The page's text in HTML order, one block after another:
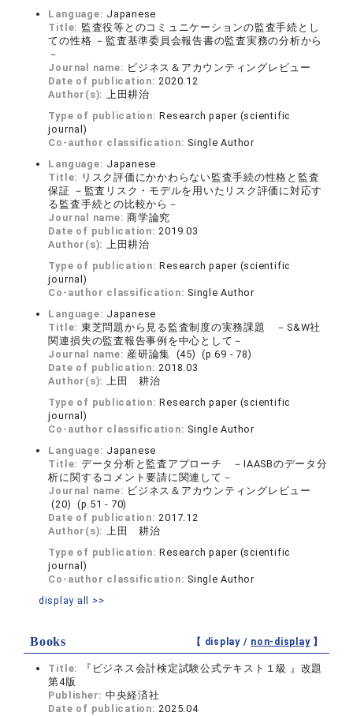
Language: Japanese
Title: 監査役等とのコミュニケーションの監査手続とし
ての性格 －監査基準委員会報告書の監査実務の分析から
－
Journal name: ビジネス＆アカウンティングレビュー
Date of publication:2020.12
Author(s): 上田耕治
Type of publication:Research paper (scientific
journal)
Co-author classification: Single Author
Language: Japanese
Title: リスク評価にかかわらない監査手続の性格と監査
保証 －監査リスク・モデルを用いたリスク評価に対応す
る監査手続との比較から－
Journal name:商学論究
Date of publication:2019.03
Author(s): 上田耕治
Type of publication:Research paper (scientific
journal)
Co-author classification: Single Author
Language: Japanese
Title: 東芝問題から見る監査制度の実務課題 －S&W社
関連損失の監査報告事例を中心として－
Journal name: 産研論集 (45) (p.69 - 78)
Date of publication:2018.03
Author(s): 上田 耕治
Type of publication:Research paper (scientific
journal)
Co-author classification: Single Author
Language: Japanese
Title: データ分析と監査アプローチ －IAASBのデータ分
析に関するコメント要請に関連して－
Journal name: ビジネス＆アカウンティングレビュー
(20) (p.51 - 70)
Date of publication:2017.12
Author(s): 上田 耕治
Type of publication:Research paper (scientific
journal)
Co-author classification: Single Author
display all >>
Books 【 display / non-display】
Title:
『ビジネス会計検定試験公式テキスト１級 』改題
第4版
Publisher: 中央経済社
Date of publication:2025.04